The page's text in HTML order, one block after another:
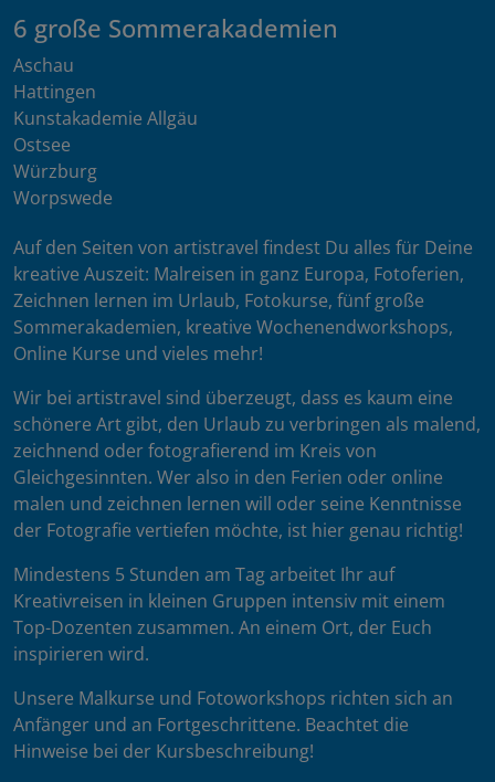
6 große Sommerakademien
Aschau
Hattingen
Kunstakademie Allgäu
Ostsee
Würzburg
Worpswede
Auf den Seiten von artistravel findest Du alles für Deine
kreative Auszeit: Malreisen in ganz Europa, Fotoferien,
Zeichnen lernen im Urlaub, Fotokurse, fünf große
Sommerakademien, kreative Wochenendworkshops,
Online Kurse und vieles mehr!
Wir bei artistravel sind überzeugt, dass es kaum eine
schönere Art gibt, den Urlaub zu verbringen als malend,
zeichnend oder fotografierend im Kreis von
Gleichgesinnten. Wer also in den Ferien oder online
malen und zeichnen lernen will oder seine Kenntnisse
der Fotografie vertiefen möchte, ist hier genau richtig!
Mindestens 5 Stunden am Tag arbeitet Ihr auf
Kreativreisen in kleinen Gruppen intensiv mit einem
Top-Dozenten zusammen. An einem Ort, der Euch
inspirieren wird.
Unsere Malkurse und Fotoworkshops richten sich an
Anfänger und an Fortgeschrittene. Beachtet die
Hinweise bei der Kursbeschreibung!